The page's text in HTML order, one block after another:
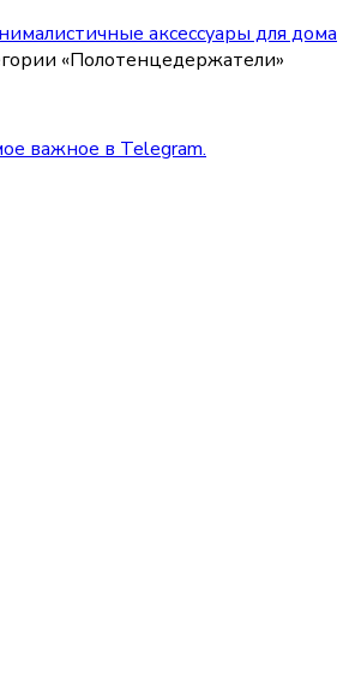
аксессуары для дома
«Полотенцедержатели»
важное в Telegram.